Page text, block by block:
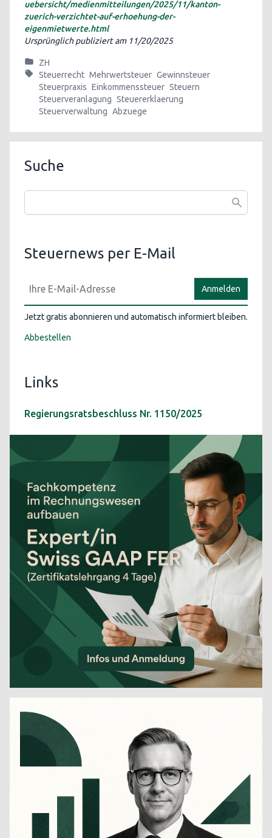
uebersicht/medienmitteilungen/2025/11/kanton-
zuerich-verzichtet-auf-erhoehung-der-
eigenmietwerte.html
Ursprünglich publiziert am 11/20/2025
ZH
Steuerrecht Mehrwertsteuer Gewinnsteuer
Steuerpraxis Einkommenssteuer Steuern
Steuerveranlagung Steuererklaerung
Steuerverwaltung Abzuege
Suche
Steuernews per E-Mail
Anmelden
Jetzt gratis abonnieren und automatisch informiert bleiben.
Abbestellen
Links
Regierungsratsbeschluss Nr. 1150/2025